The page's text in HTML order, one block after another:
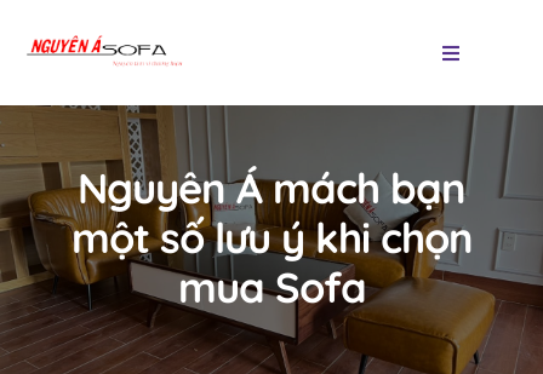
Toggle
Trang chủ
Các loại sofa
Sản phẩm
Thảm trang trí
Nguyên Á mách bạn
một số lưu ý khi chọn
mua Sofa